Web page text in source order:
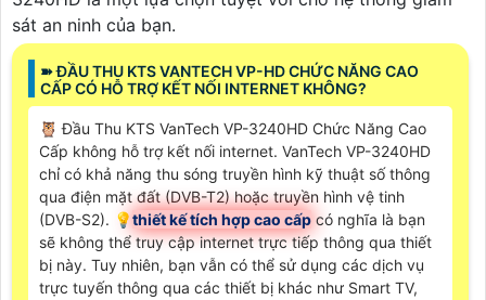
sát an ninh của bạn.
➽ ĐẦU THU KTS VANTECH VP-HD CHỨC NĂNG CAO
CẤP CÓ HỖ TRỢ KẾT NỐI INTERNET KHÔNG?
🦉 Đầu Thu KTS VanTech VP-3240HD Chức Năng Cao
Cấp không hỗ trợ kết nối internet. VanTech VP-3240HD
chỉ có khả năng thu sóng truyền hình kỹ thuật số thông
qua điện mặt đất (DVB-T2) hoặc truyền hình vệ tinh
(DVB-S2). 💡thiết kế tích hợp cao cấp có nghĩa là bạn
sẽ không thể truy cập internet trực tiếp thông qua thiết
bị này. Tuy nhiên, bạn vẫn có thể sử dụng các dịch vụ
trực tuyến thông qua các thiết bị khác như Smart TV,